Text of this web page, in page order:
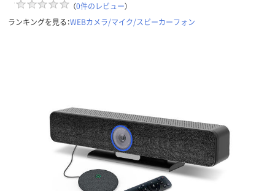
（0件のレビュー）
ランキングを見る：WEBカメラ/マイク/スピーカーフォン